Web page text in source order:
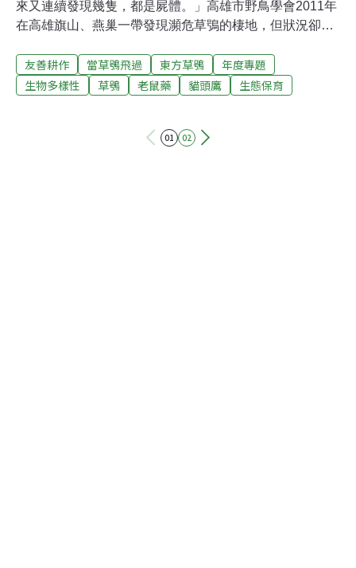
來又連續發現幾隻，都是屍體。」高雄市野鳥學會2011年
在高雄旗山、燕巢一帶發現瀕危草鴞的棲地，但狀況卻不
時推測是鼠藥。」高雄鳥會總幹事林昆海說，「草鴞90%
的食物是老鼠，而政府宣傳鼠藥成功消滅了80%的老鼠，
藥，而且要快一點才行。」鼠藥造成猛禽毒害 草鴞亟需無
友善耕作 當草鴞飛過 東方草鴞
年度專題
生物多樣性
草鴞 老鼠藥 貓頭鷹 生態保育
01 02